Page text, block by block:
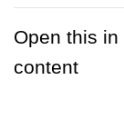
Open this
content